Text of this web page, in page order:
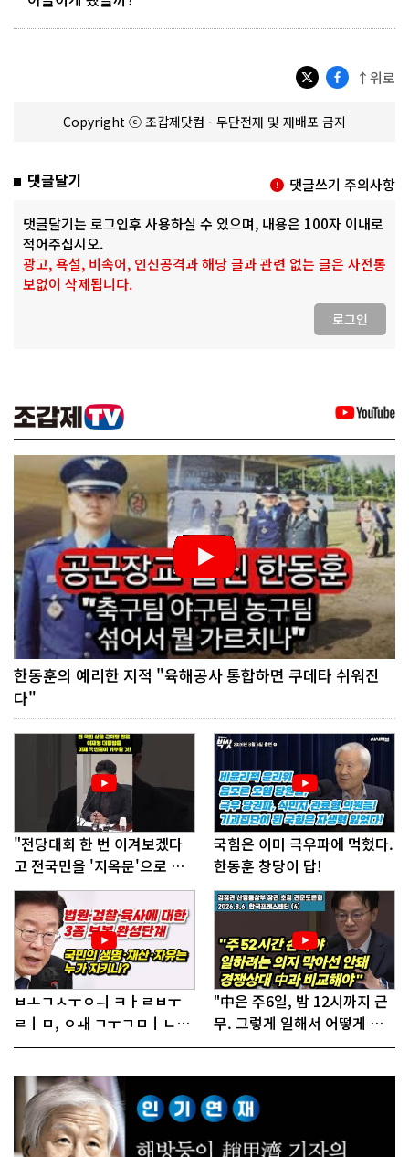
↑위로
Copyright ⓒ 조갑제닷컴 - 무단전재 및 재배포 금지
댓글달기 댓글쓰기 주의사항
댓글달기는 로그인후 사용하실 수 있으며, 내용은 100자 이내로
적어주십시오.
광고, 욕설, 비속어, 인신공격과 해당 글과 관련 없는 글은 사전통
보없이 삭제됩니다.
로그인
한동훈의 예리한 지적 "육해공사 통합하면 쿠데타 쉬워진
다"
"전당대회 한 번 이겨보겠다
고 전국민을 '지옥문'으로 밀
어!"
국힘은 이미 극우파에 먹혔다.
한동훈 창당이 답!
ㅂㅗㄱㅅㅜㅇㅢ ㅋㅏㄹㅂㅜ
ㄹㅣㅁ, ㅇㅙ ㄱㅜㄱㅁㅣㄴㄷ
ㅡㄹㅇㅣ ㄷㅏㅇㅎㅐㅇㅑ ㅎ
"中은 주6일, 밤 12시까지 근
무. 그렇게 일해서 어떻게 경
쟁하냐 반문하더라"